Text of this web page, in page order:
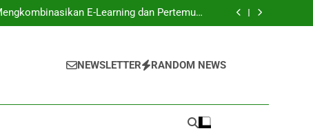
E-Learning dan Pertemuan
Langsung
Solusi untuk Tantangan Pertanian Modern
E-Learning dan Pertemuan
Solusi untuk Tantangan Pertanian Modern
NEWSLETTER RANDOM NEWS